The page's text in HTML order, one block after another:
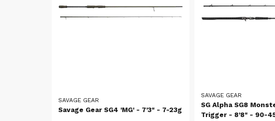
SAVAGE GEAR
Savage Gear SG4 'MG' - 7'3" - 7-23g
SAVAGE GEAR
SG Alpha SG8
Trigger - 8'8" - 90-